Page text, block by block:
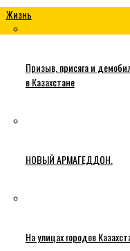
Жизнь
Призыв, присяга и
в Казахстане
НОВЫЙ АРМАГЕДДОН.
На улицах городов